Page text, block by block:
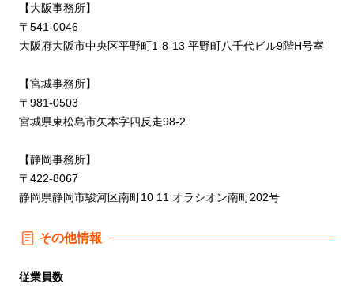
【大阪事務所】
〒541-0046
大阪府大阪市中央区平野町1-8-13 平野町八千代ビル9階H号室
【宮城事務所】
〒981-0503
宮城県東松島市矢本字四反走98-2
【静岡事務所】
〒422-8067
静岡県静岡市駿河区南町10 11 オラシオン南町202号
その他情報
従業員数